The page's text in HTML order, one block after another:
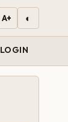
A+ ◐
LOGIN